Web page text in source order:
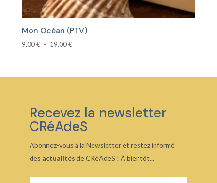
Mon Océan (PTV)
9,00€ – 19,00€Plage
9,00 €
Recevez la newsletter
CRéAdeS
Abonnez-vous à la Newsletter et restez informé
des actualités de CRéAdeS ! À bientôt...